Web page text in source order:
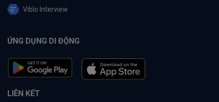
Viblo Interview
ỨNG DỤNG DI ĐỘNG
LIÊN KẾT